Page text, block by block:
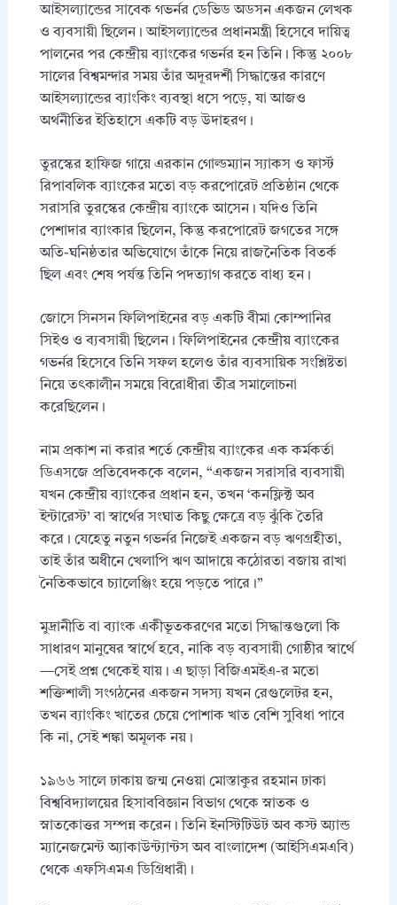
আইসল্যান্ডের সাবেক গভর্নর ডেভিড অডসন একজন লেখক
ও ব্যবসায়ী ছিলেন। আইসল্যান্ডের প্রধানমন্ত্রী হিসেবে দায়িত্ব
পালনের পর কেন্দ্রীয় ব্যাংকের গভর্নর হন তিনি। কিন্তু ২০০৮
সালের বিশ্বমন্দার সময় তাঁর অদূরদর্শী সিদ্ধান্তের কারণে
আইসল্যান্ডের ব্যাংকিং ব্যবস্থা ধসে পড়ে, যা আজও
অর্থনীতির ইতিহাসে একটি বড় উদাহরণ।
তুরস্কের হাফিজ গায়ে এরকান গোল্ডম্যান স্যাকস ও ফার্স্ট
রিপাবলিক ব্যাংকের মতো বড় করপোরেট প্রতিষ্ঠান থেকে
সরাসরি তুরস্কের কেন্দ্রীয় ব্যাংকে আসেন। যদিও তিনি
পেশাদার ব্যাংকার ছিলেন, কিন্তু করপোরেট জগতের সঙ্গে
অতি-ঘনিষ্ঠতার অভিযোগে তাঁকে নিয়ে রাজনৈতিক বিতর্ক
ছিল এবং শেষ পর্যন্ত তিনি পদত্যাগ করতে বাধ্য হন।
জোসে সিনসন ফিলিপাইনের বড় একটি বীমা কোম্পানির
সিইও ও ব্যবসায়ী ছিলেন। ফিলিপাইনের কেন্দ্রীয় ব্যাংকের
গভর্নর হিসেবে তিনি সফল হলেও তাঁর ব্যবসায়িক সংশ্লিষ্টতা
নিয়ে তৎকালীন সময়ে বিরোধীরা তীব্র সমালোচনা
করেছিলেন।
নাম প্রকাশ না করার শর্তে কেন্দ্রীয় ব্যাংকের এক কর্মকর্তা
ডিএসজে প্রতিবেদককে বলেন, “একজন সরাসরি ব্যবসায়ী
যখন কেন্দ্রীয় ব্যাংকের প্রধান হন, তখন ‘কনফ্লিক্ট অব
ইন্টারেস্ট’ বা স্বার্থের সংঘাত কিছু ক্ষেত্রে বড় ঝুঁকি তৈরি
করে। যেহেতু নতুন গভর্নর নিজেই একজন বড় ঋণগ্রহীতা,
তাই তাঁর অধীনে খেলাপি ঋণ আদায়ে কঠোরতা বজায় রাখা
নৈতিকভাবে চ্যালেঞ্জিং হয়ে পড়তে পারে।”
মুদ্রানীতি বা ব্যাংক একীভূতকরণের মতো সিদ্ধান্তগুলো কি
সাধারণ মানুষের স্বার্থে হবে, নাকি বড় ব্যবসায়ী গোষ্ঠীর স্বার্থে
—সেই প্রশ্ন থেকেই যায়। এ ছাড়া বিজিএমইএ-র মতো
শক্তিশালী সংগঠনের একজন সদস্য যখন রেগুলেটর হন,
তখন ব্যাংকিং খাতের চেয়ে পোশাক খাত বেশি সুবিধা পাবে
কি না, সেই শঙ্কা অমূলক নয়।
১৯৬৬ সালে ঢাকায় জন্ম নেওয়া মোস্তাকুর রহমান ঢাকা
বিশ্ববিদ্যালয়ের হিসাববিজ্ঞান বিভাগ থেকে স্নাতক ও
স্নাতকোত্তর সম্পন্ন করেন। তিনি ইনস্টিটিউট অব কস্ট অ্যান্ড
ম্যানেজমেন্ট অ্যাকাউন্ট্যান্টস অব বাংলাদেশ (আইসিএমএবি)
থেকে এফসিএমএ ডিগ্রিধারী।